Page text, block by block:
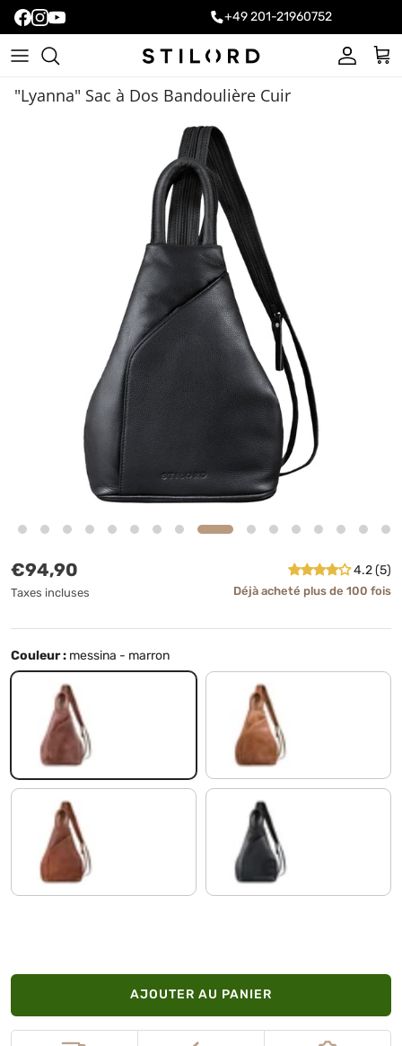
+49 201-21960752
Compte
"Lyanna" Sac à Dos Bandoulière Cuir
Prix habituel
€94,90
Taxes incluses
4.2 (5)
Déjà acheté plus de 100 fois
Couleur : messina - marron
messina - marron taranto - marron
mocca - marron foncé
AJOUTER AU PANIER